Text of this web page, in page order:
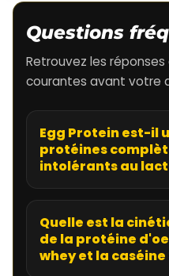
Questions
Retrouvez les
courantes avant votre
Egg Protein est-il
protéines
intolérants au
Quelle est la
de la protéine
whey et la caséine